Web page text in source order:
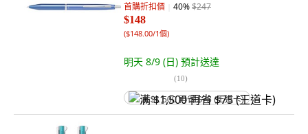
首購折扣價 40%$247
$148
($148.00/1個)
明天 8/9 (日) 預計送達
(10)
满 $1,500 再省 $75 (王道卡)